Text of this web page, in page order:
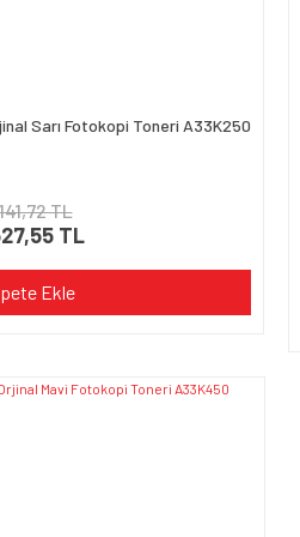
Sarı Fotokopi Toneri A33K250
TL
TL
Ekle